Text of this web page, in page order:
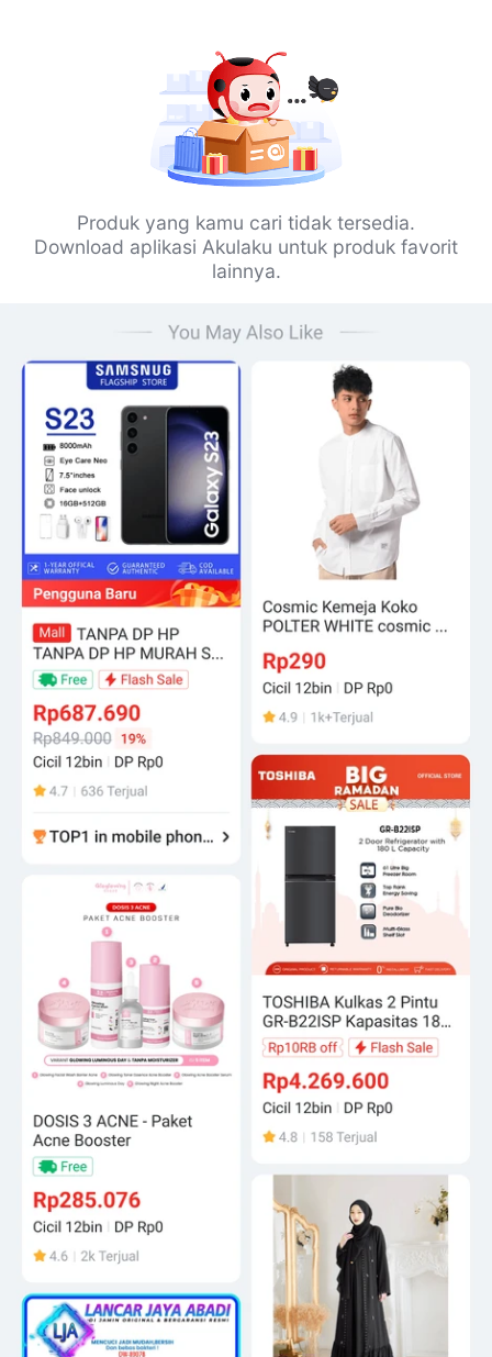
Produk yang kamu cari tidak tersedia.
Download aplikasi Akulaku untuk produk favorit
lainnya.